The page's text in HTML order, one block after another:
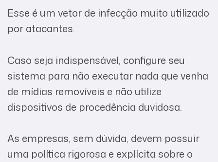
Esse é um vetor de infecção muito utilizado
por atacantes.
Caso seja indispensável, configure seu
sistema para não executar nada que venha
de mídias removíveis e não utilize
dispositivos de procedência duvidosa.
As empresas, sem dúvida, devem possuir
uma política rigorosa e explícita sobre o